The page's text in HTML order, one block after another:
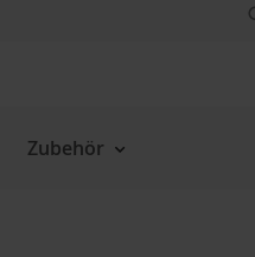
Zubehör